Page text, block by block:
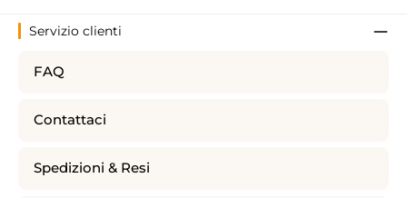
Servizio clienti
FAQ
Contattaci
Spedizioni & Resi